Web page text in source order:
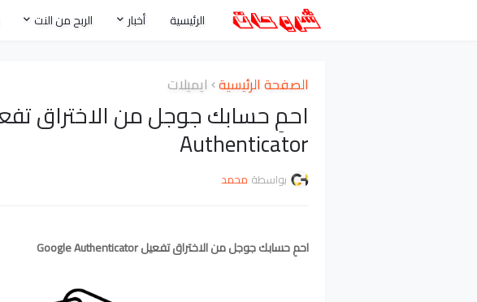
الرئيسية أخبار الربح من النت
الصفحة الرئيسية ايميلات
Authenticator
بواسطة محمد
احمِ حسابك جوجل من الاختراق تفعيل Google Authenticator